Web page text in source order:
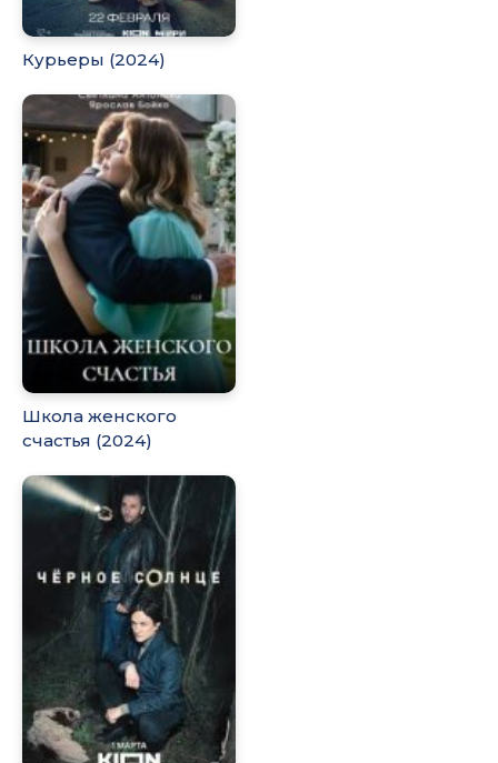
Курьеры (2024)
Школа женского
счастья (2024)